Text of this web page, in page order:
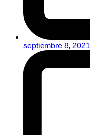
septiembre 8, 2021